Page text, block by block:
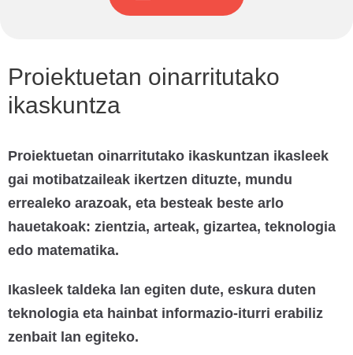
Proiektuetan oinarritutako
ikaskuntza
Proiektuetan oinarritutako ikaskuntzan ikasleek
gai motibatzaileak ikertzen dituzte, mundu
errealeko arazoak, eta besteak beste arlo
hauetakoak: zientzia, arteak, gizartea, teknologia
edo matematika.
Ikasleek taldeka lan egiten dute, eskura duten
teknologia eta hainbat informazio-iturri erabiliz
zenbait lan egiteko.